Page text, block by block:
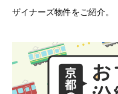
ザイナーズ物件をご紹介。